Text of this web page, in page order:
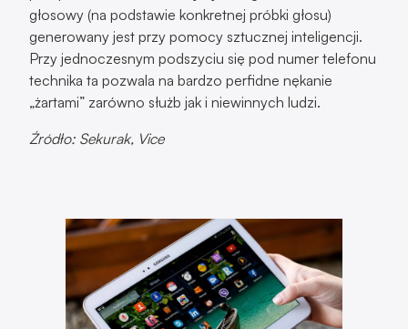
głosowy (na podstawie konkretnej próbki głosu)
generowany jest przy pomocy sztucznej inteligencji.
Przy jednoczesnym podszyciu się pod numer telefonu
technika ta pozwala na bardzo perfidne nękanie
„żartami” zarówno służb jak i niewinnych ludzi.
Źródło: Sekurak, Vice